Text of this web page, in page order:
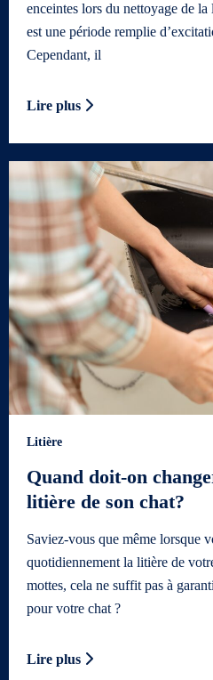
enceintes lors du nettoyage de la
est une période remplie
Cependant, il
Lire plus
Litière
Quand doit-on
litière de son chat?
Saviez-vous que même lorsque
quotidiennement la litière de
mottes, cela ne suffit pas à
pour votre chat ?
Lire plus